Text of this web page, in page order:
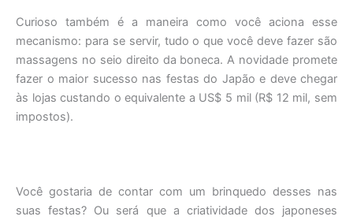
Curioso também é a maneira como você aciona esse
mecanismo: para se servir, tudo o que você deve fazer são
massagens no seio direito da boneca. A novidade promete
fazer o maior sucesso nas festas do Japão e deve chegar
às lojas custando o equivalente a US$ 5 mil (R$ 12 mil, sem
impostos).
Você gostaria de contar com um brinquedo desses nas
suas festas? Ou será que a criatividade dos japoneses